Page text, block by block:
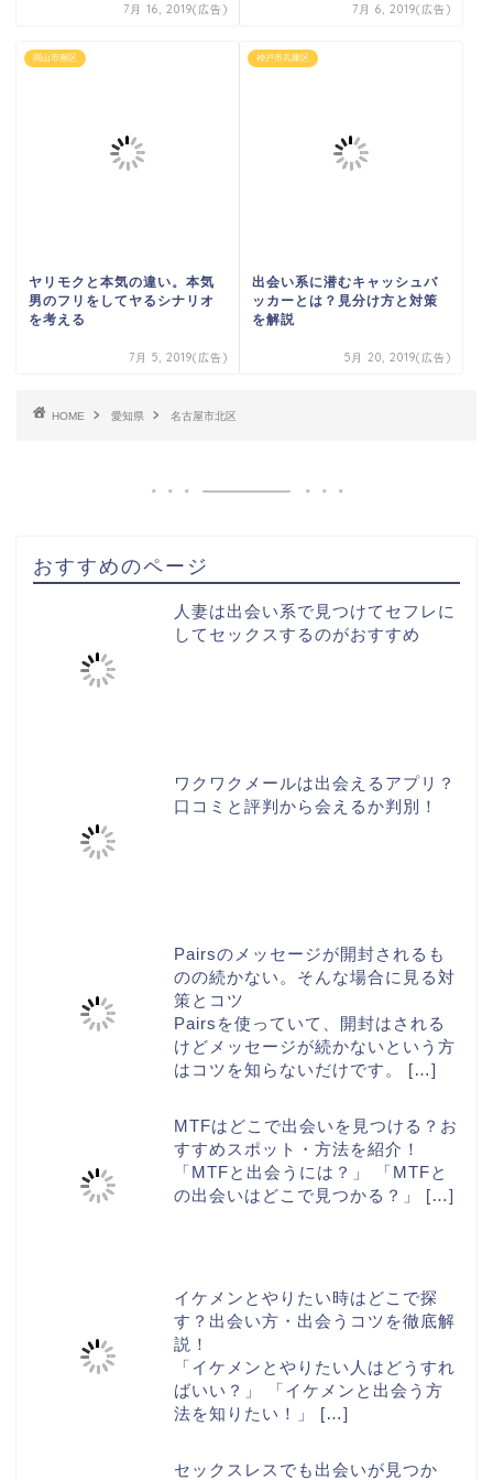
7月 16, 2019(広告) 7月 6, 2019(広告)
岡山市南区
ヤリモクと本気の違い。本気
男のフリをしてヤるシナリオ
を考える
7月 5, 2019(広告)
神戸市兵庫区
出会い系に潜むキャッシュバ
ッカーとは？見分け方と対策
を解説
5月 20, 2019(広告)
HOME 愛知県 名古屋市北区
おすすめのページ
人妻は出会い系で見つけてセフレに
してセックスするのがおすすめ
ワクワクメールは出会えるアプリ？
口コミと評判から会えるか判別！
Pairsのメッセージが開封されるも
のの続かない。そんな場合に見る対
策とコツ
Pairsを使っていて、開封はされる
けどメッセージが続かないという方
はコツを知らないだけです。 […]
MTFはどこで出会いを見つける？お
すすめスポット・方法を紹介！
「MTFと出会うには？」 「MTFと
の出会いはどこで見つかる？」 […]
イケメンとやりたい時はどこで探
す？出会い方・出会うコツを徹底解
説！
「イケメンとやりたい人はどうすれ
ばいい？」 「イケメンと出会う方
法を知りたい！」 […]
セックスレスでも出会いが見つか